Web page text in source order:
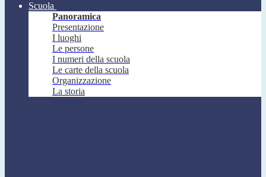
Scuola
Panoramica
Presentazione
I luoghi
Le persone
I numeri della scuola
Le carte della scuola
Organizzazione
La storia